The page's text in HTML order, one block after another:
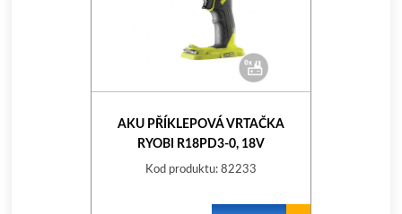
AKU PŘÍKLEPOVÁ VRTAČKA
RYOBI R18PD3-0, 18V
Kod produktu: 82233